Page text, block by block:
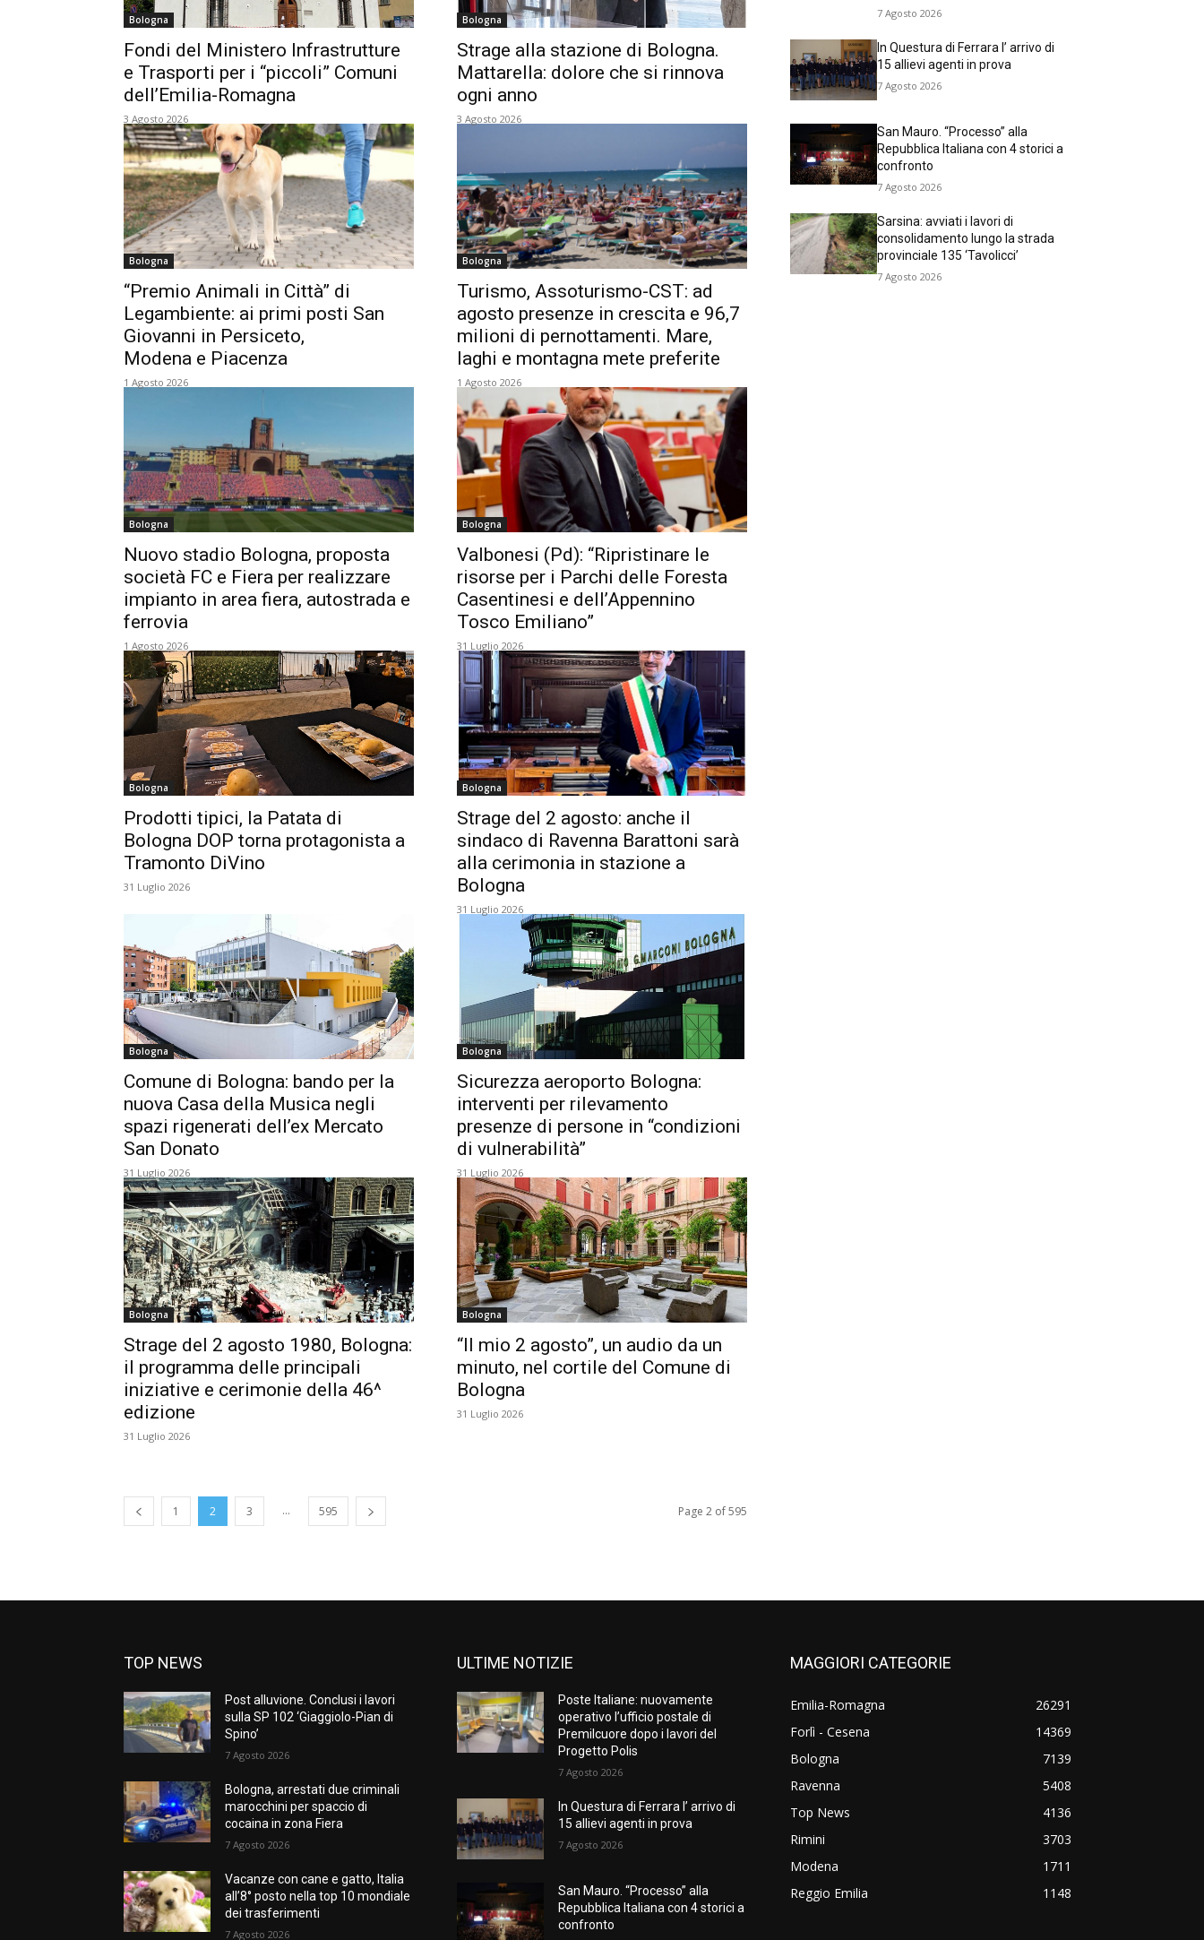
Bologna
Fondi del Ministero Infrastrutture
e Trasporti per i “piccoli” Comuni
dell’Emilia-Romagna
3 Agosto 2026
Bologna
Strage alla stazione di Bologna.
Mattarella: dolore che si rinnova
ogni anno
3 Agosto 2026
Bologna
“Premio Animali in Città” di
Legambiente: ai primi posti San
Giovanni in Persiceto,
Modena e Piacenza
1 Agosto 2026
Bologna
Turismo, Assoturismo-CST: ad
agosto presenze in crescita e 96,7
milioni di pernottamenti. Mare,
laghi e montagna mete preferite
1 Agosto 2026
Bologna
Nuovo stadio Bologna, proposta
società FC e Fiera per realizzare
impianto in area fiera, autostrada e
ferrovia
1 Agosto 2026
Bologna
Valbonesi (Pd): “Ripristinare le
risorse per i Parchi delle Foresta
Casentinesi e dell’Appennino
Tosco Emiliano”
31 Luglio 2026
Bologna
Prodotti tipici, la Patata di
Bologna DOP torna protagonista a
Tramonto DiVino
31 Luglio 2026
Bologna
Strage del 2 agosto: anche il
sindaco di Ravenna Barattoni sarà
alla cerimonia in stazione a
Bologna
31 Luglio 2026
Bologna
Comune di Bologna: bando per la
nuova Casa della Musica negli
spazi rigenerati dell’ex Mercato
San Donato
31 Luglio 2026
Bologna
Sicurezza aeroporto Bologna:
interventi per rilevamento
presenze di persone in “condizioni
di vulnerabilità”
31 Luglio 2026
Bologna
Strage del 2 agosto 1980, Bologna:
il programma delle principali
iniziative e cerimonie della 46^
edizione
31 Luglio 2026
Bologna
“Il mio 2 agosto”, un audio da un
minuto, nel cortile del Comune di
Bologna
31 Luglio 2026
1 2 3 ... 595 Page 2 of 595
7 Agosto 2026
In Questura di Ferrara l’ arrivo di
15 allievi agenti in prova
7 Agosto 2026
San Mauro. “Processo” alla
Repubblica Italiana con 4 storici a
confronto
7 Agosto 2026
Sarsina: avviati i lavori di
consolidamento lungo la strada
provinciale 135 ‘Tavolicci’
7 Agosto 2026
TOP NEWS
Post alluvione. Conclusi i lavori
sulla SP 102 ‘Giaggiolo-Pian di
Spino’
7 Agosto 2026
Bologna, arrestati due criminali
marocchini per spaccio di
cocaina in zona Fiera
7 Agosto 2026
Vacanze con cane e gatto, Italia
all’8° posto nella top 10 mondiale
dei trasferimenti
7 Agosto 2026
ULTIME NOTIZIE
Poste Italiane: nuovamente
operativo l’ufficio postale di
Premilcuore dopo i lavori del
Progetto Polis
7 Agosto 2026
In Questura di Ferrara l’ arrivo di
15 allievi agenti in prova
7 Agosto 2026
San Mauro. “Processo” alla
Repubblica Italiana con 4 storici a
confronto
MAGGIORI CATEGORIE
Emilia-Romagna
26291
Forlì - Cesena
14369
Bologna
7139
Ravenna
5408
Top News
4136
Rimini
3703
Modena
1711
Reggio Emilia
1148